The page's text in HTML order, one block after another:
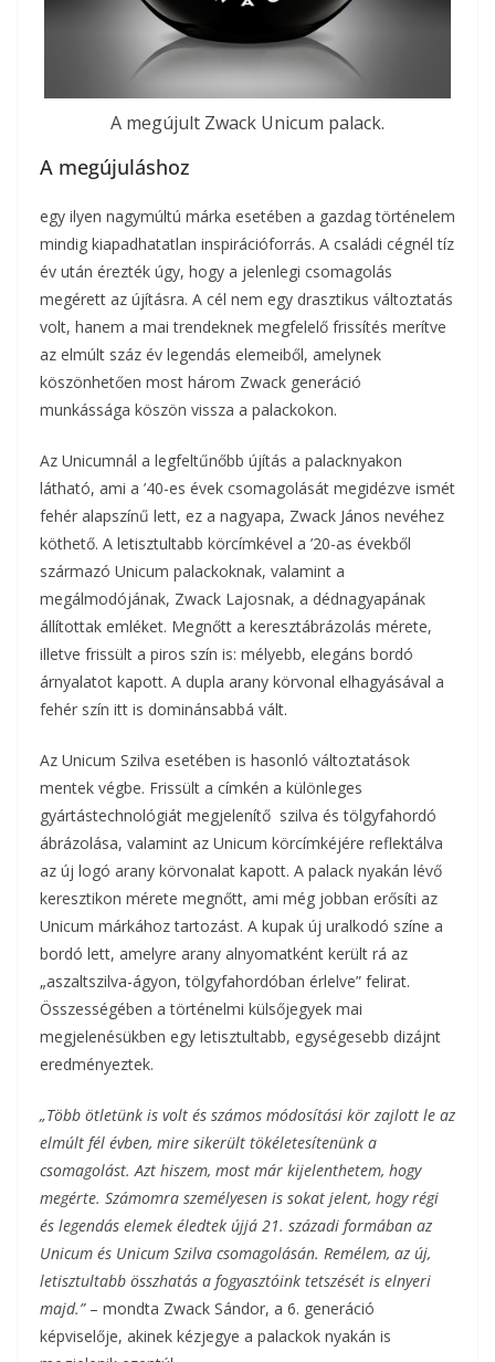
A megújult Zwack Unicum palack.
A megújuláshoz
egy ilyen nagymúltú márka esetében a gazdag történelem
mindig kiapadhatatlan inspirációforrás. A családi cégnél tíz
év után érezték úgy, hogy a jelenlegi csomagolás
megérett az újításra. A cél nem egy drasztikus változtatás
volt, hanem a mai trendeknek megfelelő frissítés merítve
az elmúlt száz év legendás elemeiből, amelynek
köszönhetően most három Zwack generáció
munkássága köszön vissza a palackokon.
Az Unicumnál a legfeltűnőbb újítás a palacknyakon
látható, ami a ’40-es évek csomagolását megidézve ismét
fehér alapszínű lett, ez a nagyapa, Zwack János nevéhez
köthető. A letisztultabb körcímkével a ’20-as évekből
származó Unicum palackoknak, valamint a
megálmodójának, Zwack Lajosnak, a dédnagyapának
állítottak emléket. Megnőtt a keresztábrázolás mérete,
illetve frissült a piros szín is: mélyebb, elegáns bordó
árnyalatot kapott. A dupla arany körvonal elhagyásával a
fehér szín itt is dominánsabbá vált.
Az Unicum Szilva esetében is hasonló változtatások
mentek végbe. Frissült a címkén a különleges
gyártástechnológiát megjelenítő szilva és tölgyfahordó
ábrázolása, valamint az Unicum körcímkéjére reflektálva
az új logó arany körvonalat kapott. A palack nyakán lévő
keresztikon mérete megnőtt, ami még jobban erősíti az
Unicum márkához tartozást. A kupak új uralkodó színe a
bordó lett, amelyre arany alnyomatként került rá az
„aszaltszilva-ágyon, tölgyfahordóban érlelve” felirat.
Összességében a történelmi külsőjegyek mai
megjelenésükben egy letisztultabb, egységesebb dizájnt
eredményeztek.
„Több ötletünk is volt és számos módosítási kör zajlott le az
elmúlt fél évben, mire sikerült tökéletesítenünk a
csomagolást. Azt hiszem, most már kijelenthetem, hogy
megérte. Számomra személyesen is sokat jelent, hogy régi
és legendás elemek éledtek újjá 21. századi formában az
Unicum és Unicum Szilva csomagolásán. Remélem, az új,
letisztultabb összhatás a fogyasztóink tetszését is elnyeri
majd.”– mondta Zwack Sándor, a 6. generáció
képviselője, akinek kézjegye a palackok nyakán is